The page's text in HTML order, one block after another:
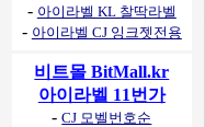
- 아이라벨 KL 찰딱라벨
- 아이라벨 CJ 잉크젯전용
비트몰 BitMall.kr
아이라벨 11번가
-CJ 모벨번호순